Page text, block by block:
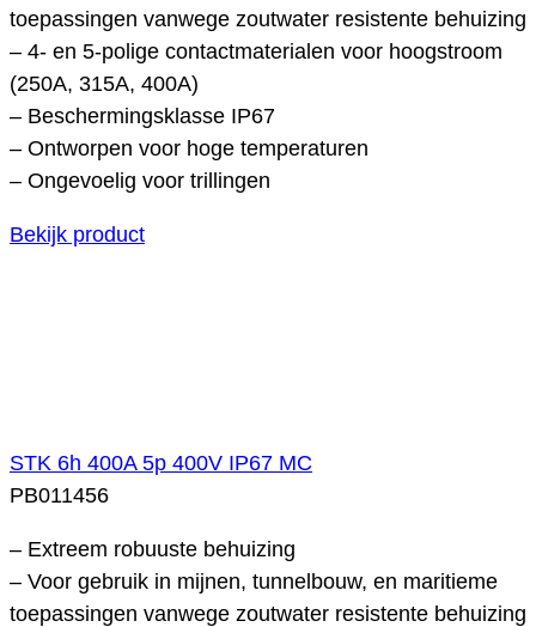
toepassingen vanwege zoutwater resistente behuizing
– 4- en 5-polige contactmaterialen voor hoogstroom
(250A, 315A, 400A)
– Beschermingsklasse IP67
– Ontworpen voor hoge temperaturen
– Ongevoelig voor trillingen
Bekijk product
STK 6h 400A 5p 400V IP67 MC
PB011456
– Extreem robuuste behuizing
– Voor gebruik in mijnen, tunnelbouw, en maritieme
toepassingen vanwege zoutwater resistente behuizing